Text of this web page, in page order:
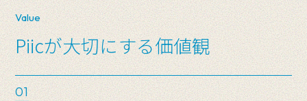
Value
Piicが大切にする価値観
01